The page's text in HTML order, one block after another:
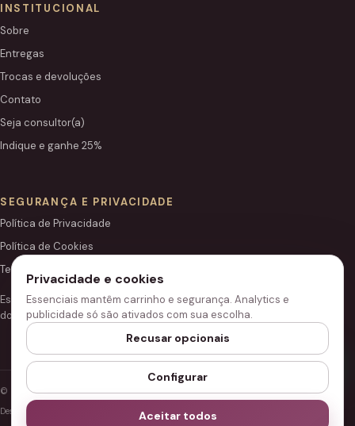
INSTITUCIONAL
Sobre
Entregas
Trocas e devoluções
Contato
Seja consultor(a)
Indique e ganhe 25%
SEGURANÇA E PRIVACIDADE
Política de Privacidade
Política de Cookies
Termos de Uso
Este site é independente e não é o portal institucional oficial
do Grupo Hinode.
© 2026 Loja Hinode.
Desenvolvido para performance, segurança e acessibilidade.
Privacidade e cookies
Essenciais mantêm carrinho e segurança. Analytics e
publicidade só são ativados com sua escolha.
Recusar opcionais
Configurar
Aceitar todos